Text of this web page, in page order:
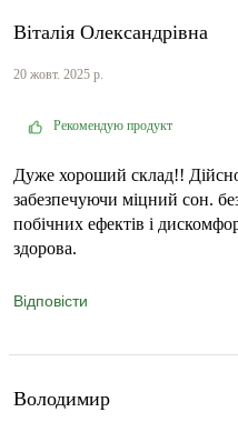
Віталія Олександрівна
20 жовт. 2025 р.
Рекомендую продукт
Дуже хороший склад!!
забезпечуючи міцний сон.
побічних ефектів і
здорова.
Відповісти
Володимир